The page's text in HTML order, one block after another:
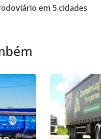
em 5 cidades